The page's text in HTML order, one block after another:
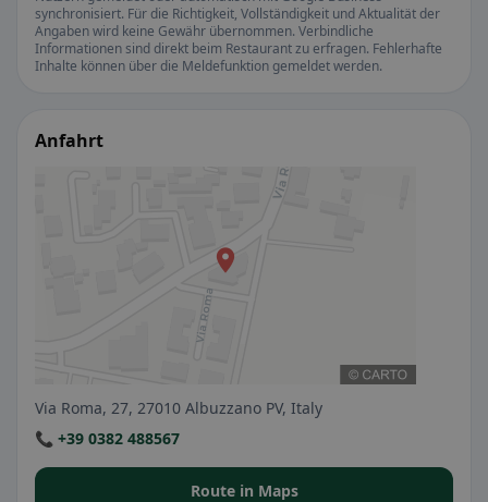
synchronisiert. Für die Richtigkeit, Vollständigkeit und Aktualität der
Angaben wird keine Gewähr übernommen. Verbindliche
Informationen sind direkt beim Restaurant zu erfragen. Fehlerhafte
Inhalte können über die Meldefunktion gemeldet werden.
Anfahrt
Via Roma, 27, 27010 Albuzzano PV, Italy
📞 +39 0382 488567
Route in Maps